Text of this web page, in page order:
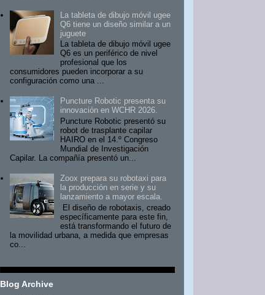
La tableta de dibujo móvil ugee
Q6 tiene un diseño similar a un
juguete
La tableta de dibujo móvil ugee
Q6 es un periférico de nivel
profesional que los
consumidores pueden incorporar a su
configuración como una ...
Puncture Robotic presenta su
innovación en WCHR 2026.
Puncture Robotic presentó su
robot de trasplante capilar
HAIRO en el 14.º Congreso
Mundial de Investigación
Capilar. La compañía presentó un...
Zoox prepara su robotaxi para
la producción en serie y su
lanzamiento a mayor escala.
El diseño de robotaxis, creado
específicamente para este fin,
está transformando el futuro de
la movilidad urbana, a medida que empresas
co...
Blog Archive